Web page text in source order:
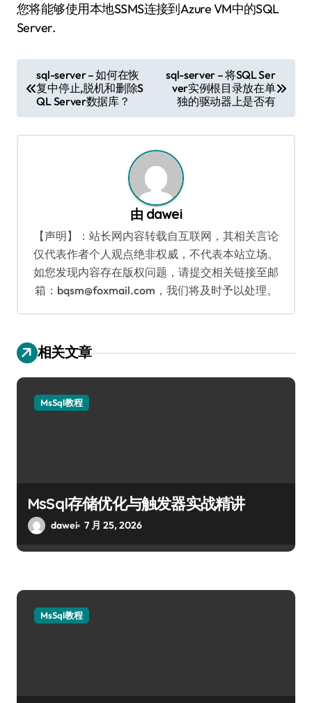
您将能够使用本地SSMS连接到Azure VM中的SQL
Server.
章
导
航
sql-server – 如何在恢
复中停止,脱机和删除S
QL Server数据库？
sql-server – 将SQL Ser
ver实例根目录放在单
独的驱动器上是否有
由 dawei
【声明】：站长网内容转载自互联网，其相关言论
仅代表作者个人观点绝非权威，不代表本站立场。
如您发现内容存在版权问题，请提交相关链接至邮
箱：bqsm@foxmail.com，我们将及时予以处理。
相关文章
MsSql教程
MsSql存储优化与触发器实战精讲
dawei 7 月 25, 2026
MsSql教程